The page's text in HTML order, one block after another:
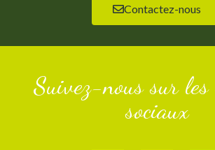
Contactez-nous
Suivez-nous sur les
sociaux